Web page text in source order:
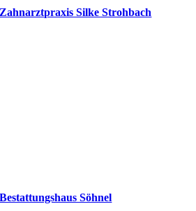
Zahnarztpraxis Silke Strohbach
Bestattungshaus Söhnel